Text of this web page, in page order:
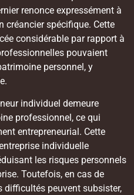
renonce expressément à
créancier spécifique. Cette
considérable par rapport à
pouvaient
personnel, y
individuel demeure
professionnel, ce qui
entrepreneurial. Cette
individuelle
les risques personnels
Toutefois, en cas de
difficultés peuvent subsister,